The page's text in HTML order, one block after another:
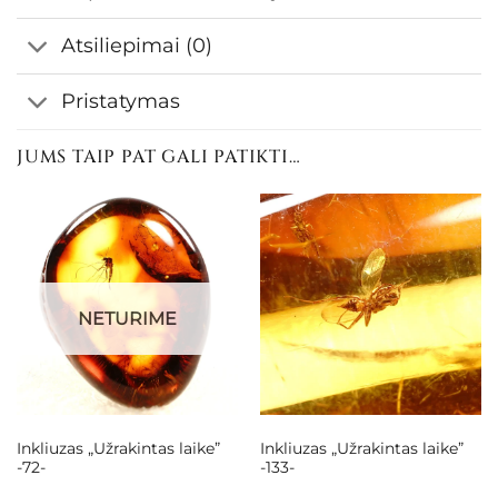
Atsiliepimai (0)
Pristatymas
JUMS TAIP PAT GALI PATIKTI…
NETURIME
Inkliuzas „Užrakintas laike”
-72-
Inkliuzas „Užrakintas laike”
-133-